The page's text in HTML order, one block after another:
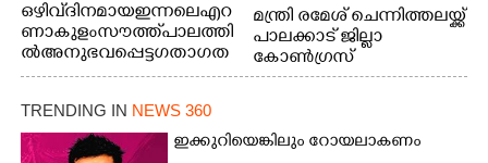
ഒഴിവ് ദിനമായ ഇന്നലെ എറ
ണാകുളം സൗത്ത് പാലത്തി
ൽ അനുഭവപ്പെട്ട ഗതാഗത
ക്കുരുക്ക്
മന്ത്രി രമേശ് ചെന്നിത്തലയ്ക്ക്
പാലക്കാട് ജില്ലാ
കോൺഗ്രസ്
TRENDING IN NEWS 360
ഇക്കുറിയെങ്കിലും റോയലാകണം